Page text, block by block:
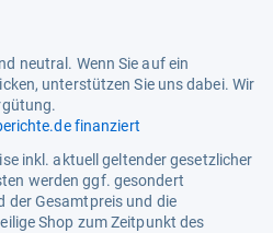
neutral. Wenn Sie auf ein
unterstützen Sie uns dabei. Wir
finanziert
inkl. aktuell geltender gesetzlicher
werden ggf. gesondert
der Gesamtpreis und die
Shop zum Zeitpunkt des